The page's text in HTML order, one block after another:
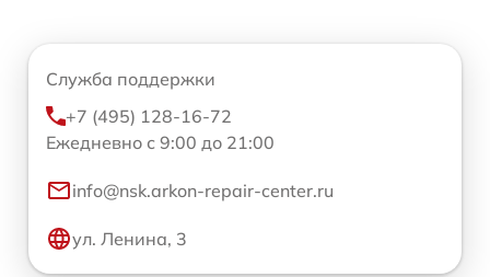
Служба поддержки
+7 (495) 128-16-72
Ежедневно с 9:00 до 21:00
info@nsk.arkon-repair-center.ru
ул. Ленина, 3